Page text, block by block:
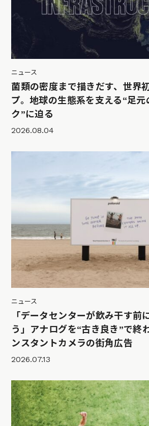
ニュース
菌類の密度まで描きだす、世界
プ。地球の生態系を支える“足元
ク”に迫る
2026.08.04
ニュース
「データセンターが飲み干す前
う」アナログを“古き良き”で終
ンスタントカメラの街角広告
2026.07.13